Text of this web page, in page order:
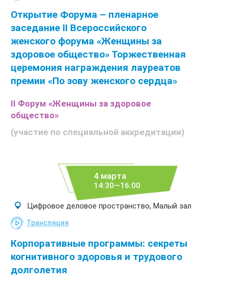
Открытие Форума – пленарное
заседание II Всероссийского
женского форума «Женщины за
здоровое общество» Торжественная
церемония награждения лауреатов
премии «По зову женского сердца»
II Форум «Женщины за здоровое
общество»
(участие по специальной аккредитации)
4 марта
14:30—16:00
Цифровое деловое пространство, Малый зал
Трансляция
Корпоративные программы: секреты
когнитивного здоровья и трудового
долголетия